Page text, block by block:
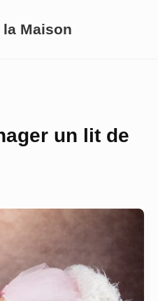
la Maison
un lit de